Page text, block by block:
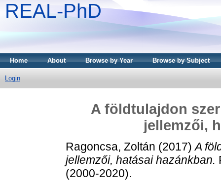
REAL-PhD
Home About Browse by Year Browse by Subject
Login
A földtulajdon
jellemzői,
Ragoncsa, Zoltán (2017)A
jellemzői, hatásai hazánkban.
(2000-2020).